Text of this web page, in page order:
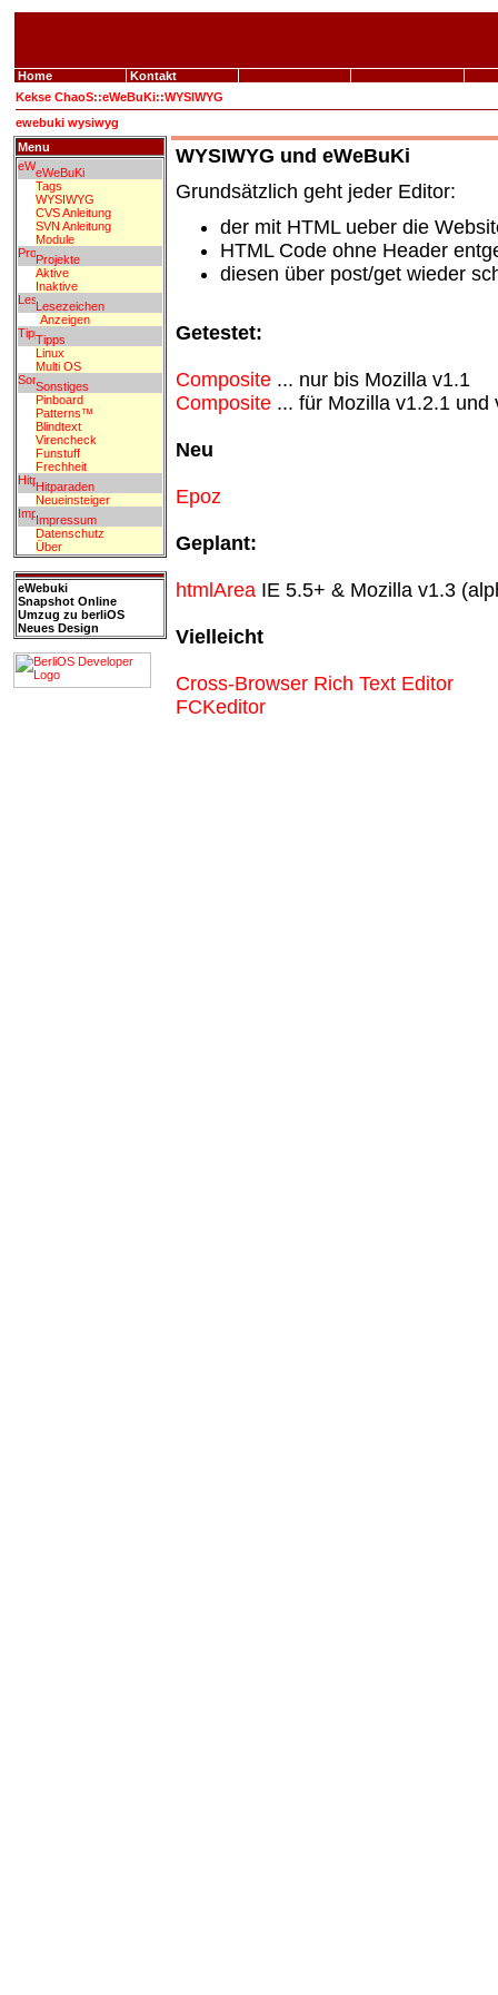
Home
Kontakt
Kekse ChaoS::eWeBuKi::WYSIWYG
ewebuki wysiwyg
Menu
eWeBuKi
Tags
WYSIWYG
CVS Anleitung
SVN Anleitung
Module
Projekte
Aktive
Inaktive
Lesezeichen
Anzeigen
Tipps
Linux
Multi OS
Sonstiges
Pinboard
Patterns™
Blindtext
Virencheck
Funstuff
Frechheit
Hitparaden
Neueinsteiger
Impressum
Datenschutz
Über
eWebuki
Snapshot Online
Umzug zu berliOS
Neues Design
WYSIWYG und eWeBuKi
Grundsätzlich geht jeder Editor:
der mit HTML ueber die
HTML Code ohne Header
diesen über post/get wieder
Getestet:
Composite ... nur bis Mozilla v1.1
Composite ... für Mozilla v1.2.1 und
Neu
Epoz
Geplant:
htmlArea IE 5.5+ & Mozilla v1.3
Vielleicht
Cross-Browser Rich Text Editor
FCKeditor